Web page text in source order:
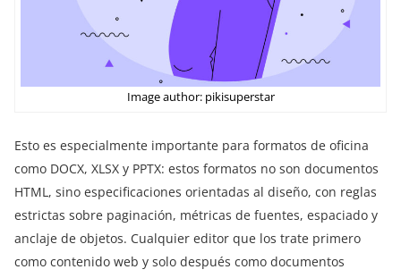
Image author: pikisuperstar
Esto es especialmente importante para formatos de oficina
como DOCX, XLSX y PPTX: estos formatos no son documentos
HTML, sino especificaciones orientadas al diseño, con reglas
estrictas sobre paginación, métricas de fuentes, espaciado y
anclaje de objetos. Cualquier editor que los trate primero
como contenido web y solo después como documentos